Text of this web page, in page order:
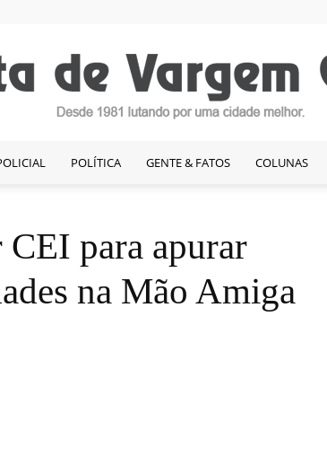
de
POLÍTICA GENTE & FATOS COLUNAS
CEI para apurar
na Mão Amiga